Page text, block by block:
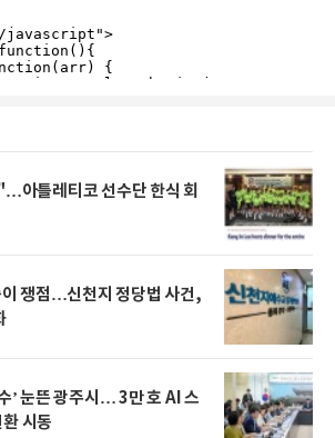
아틀레티코 선수단 한식 회
쟁점…신천지 정당법 사건,
’ 눈뜬 광주시… 3만 호 AI 스
시동